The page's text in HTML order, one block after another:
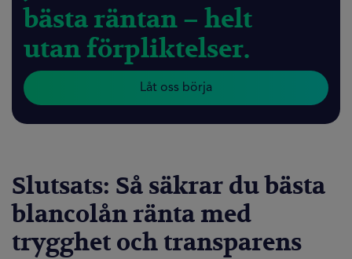
bästa räntan – helt
utan förpliktelser.
Låt oss börja
Slutsats: Så säkrar du bästa
blancolån ränta med
trygghet och transparens